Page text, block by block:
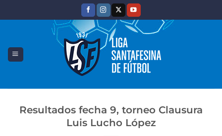
Resultados fecha 9, torneo Clausura
Luis Lucho López